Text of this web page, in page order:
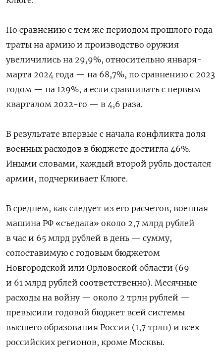
По сравнению с тем же периодом прошлого года
траты на армию и производство оружия
увеличились на 29,9%, относительно января-
марта 2024 года — на 68,7%, по сравнению с 2023
годом — на 129%, а если сравнивать с первым
кварталом 2022-го — в 4,6 раза.
В результате впервые с начала конфликта доля
военных расходов в бюджете достигла 46%.
Иными словами, каждый второй рубль достался
армии, подчеркивает Клюге.
В среднем, как следует из его расчетов, военная
машина РФ «съедала» около 2,7 млрд рублей
в час и 65 млрд рублей в день — сумму,
сопоставимую с годовым бюджетом
Новгородской или Орловоской области (69
и 61 млрд рублей соответственно). Месячные
расходы на войну — около 2 трлн рублей —
превысили годовой бюджет всей системы
высшего образования России (1,7 трлн) и всех
российских регионов, кроме Москвы.